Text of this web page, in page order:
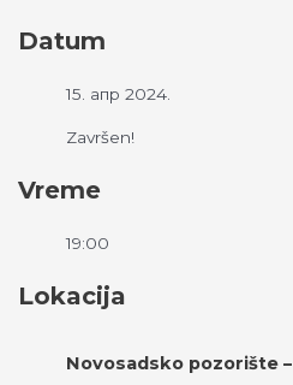
Datum
15. апр 2024.
Završen!
Vreme
19:00
Lokacija
Novosadsko pozorište